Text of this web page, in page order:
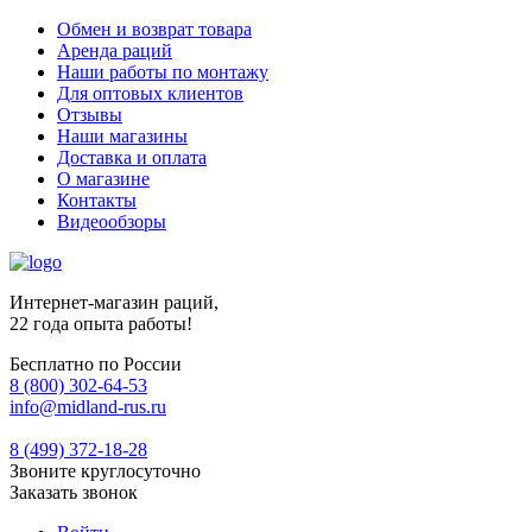
Обмен и возврат товара
Аренда раций
Наши работы по монтажу
Для оптовых клиентов
Отзывы
Наши магазины
Доставка и оплата
О магазине
Контакты
Видеообзоры
Интернет-магазин раций,
22 года опыта работы!
Бесплатно по России
8 (800) 302-64-53
info@midland-rus.ru
8 (499) 372-18-28
Звоните круглосуточно
Заказать звонок